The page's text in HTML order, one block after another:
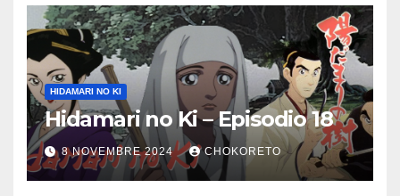
HIDAMARI NO KI
Hidamari no Ki – Episodio 18
8 NOVEMBRE 2024 CHOKORETO